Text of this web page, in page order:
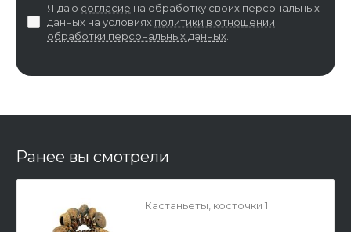
Я даю согласие на обработку своих персональных
данных на условиях политики в отношении
обработки персональных данных
Ранее вы смотрели
Кастаньеты, косточки 1